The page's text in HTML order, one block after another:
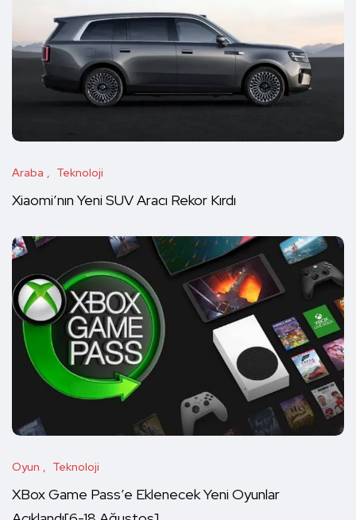
Araba Teknoloji
Xiaomi’nın Yeni SUV Aracı Rekor Kırdı
Oyun Teknoloji
XBox Game Pass’e Eklenecek Yeni Oyunlar